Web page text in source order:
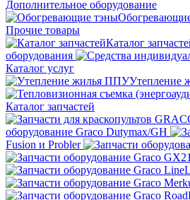
Дополнительное оборудование
Прочие товары
Каталог
оборудования
Каталог услуг
Утепление
Каталог запчастей
оборудование Graco Dutymax/GH
Fusion и Probler